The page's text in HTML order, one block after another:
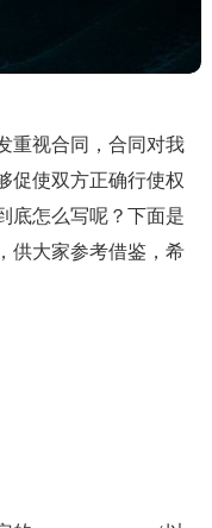
重视合同，合同对我
促使双方正确行使权
底怎么写呢？下面是
供大家参考借鉴，希